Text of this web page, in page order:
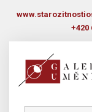
+420